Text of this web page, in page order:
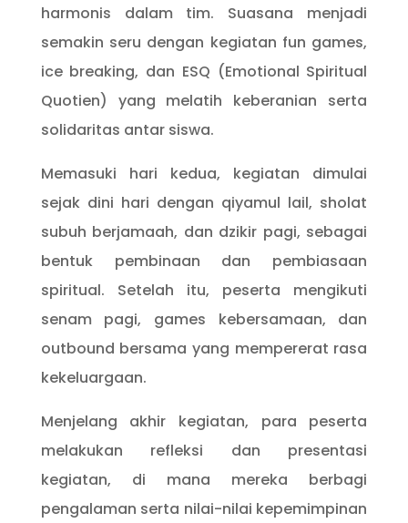
harmonis dalam tim. Suasana menjadi
semakin seru dengan kegiatan fun games,
ice breaking, dan ESQ (Emotional Spiritual
Quotien) yang melatih keberanian serta
solidaritas antar siswa.
Memasuki hari kedua, kegiatan dimulai
sejak dini hari dengan qiyamul lail, sholat
subuh berjamaah, dan dzikir pagi, sebagai
bentuk pembinaan dan pembiasaan
spiritual. Setelah itu, peserta mengikuti
senam pagi, games kebersamaan, dan
outbound bersama yang mempererat rasa
kekeluargaan.
Menjelang akhir kegiatan, para peserta
melakukan refleksi dan presentasi
kegiatan, di mana mereka berbagi
pengalaman serta nilai-nilai kepemimpinan